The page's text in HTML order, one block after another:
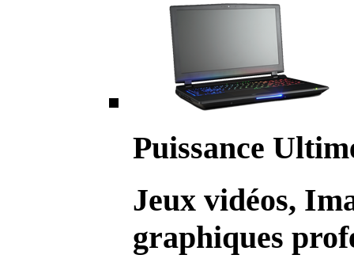
Puissance
Jeux vidéos,
graphiques